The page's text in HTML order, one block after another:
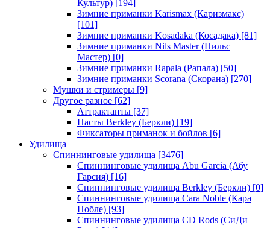
Культур) [194]
Зимние приманки Karismax (Каризмакс)
[101]
Зимние приманки Kosadaka (Косадака) [81]
Зимние приманки Nils Master (Нильс
Мастер) [0]
Зимние приманки Rapala (Рапала) [50]
Зимние приманки Scorana (Скорана) [270]
Мушки и стримеры [9]
Другое разное [62]
Аттрактанты [37]
Пасты Berkley (Беркли) [19]
Фиксаторы приманок и бойлов [6]
Удилища
Спиннинговые удилища [3476]
Спиннинговые удилища Abu Garcia (Абу
Гарсия) [16]
Спиннинговые удилища Berkley (Беркли) [0]
Спиннинговые удилища Cara Noble (Кара
Нобле) [93]
Спиннинговые удилища CD Rods (СиДи